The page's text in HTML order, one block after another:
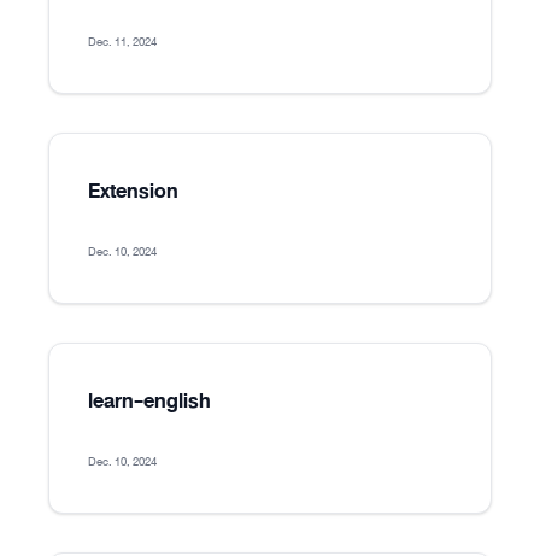
Dec. 11, 2024
Extension
Dec. 10, 2024
learn-english
Dec. 10, 2024